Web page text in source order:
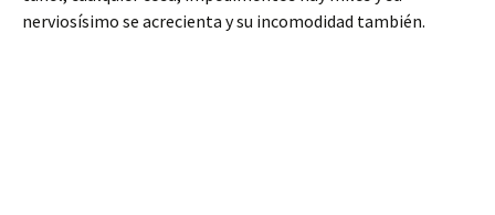
nerviosísimo se acrecienta y su incomodidad también.